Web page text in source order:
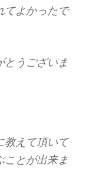
てよかったで
とうございま
教えて頂いて
ことが出来ま